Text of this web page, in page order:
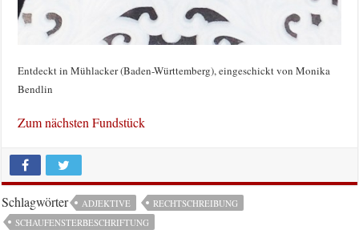
Entdeckt in Mühlacker (Baden-Württemberg), eingeschickt von Monika
Bendlin
Zum nächsten Fundstück
Schlagwörter ADJEKTIVE
RECHTSCHREIBUNG
SCHAUFENSTERBESCHRIFTUNG